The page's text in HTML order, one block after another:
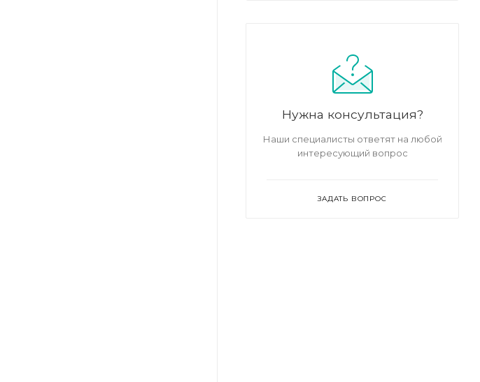
Нужна консультация?
Наши специалисты ответят на любой
интересующий вопрос
ЗАДАТЬ ВОПРОС